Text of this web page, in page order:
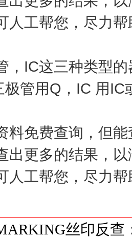
人工帮您，尽力
，IC这三种类型
管用Q，IC 用IC
料免费查询，但
出更多的结果，
人工帮您，尽力
丝印反